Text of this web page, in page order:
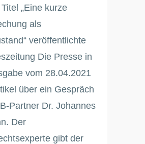
„Eine kurze
als
veröffentlichte
Die Presse in
vom 28.04.2021
über ein Gespräch
Partner Dr. Johannes
Der
gibt der